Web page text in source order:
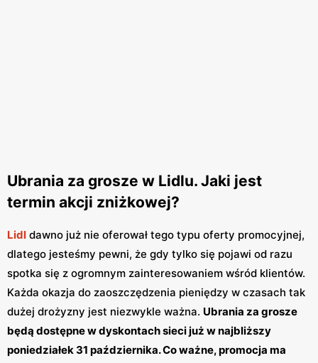
Ubrania za grosze w Lidlu. Jaki jest
termin akcji zniżkowej?
Lidl dawno już nie oferował tego typu oferty promocyjnej,
dlatego jesteśmy pewni, że gdy tylko się pojawi od razu
spotka się z ogromnym zainteresowaniem wśród klientów.
Każda okazja do zaoszczędzenia pieniędzy w czasach tak
dużej drożyzny jest niezwykle ważna. Ubrania za grosze
będą dostępne w dyskontach sieci już w najbliższy
poniedziałek 31 października. Co ważne, promocja ma